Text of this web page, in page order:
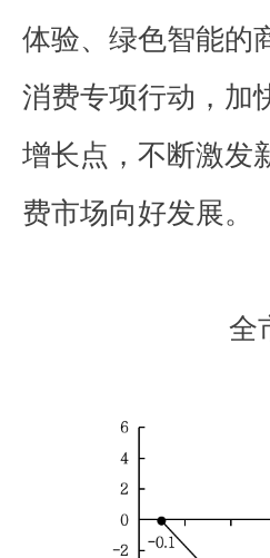
体验、绿色智能的
消费专项行动，加
增长点，不断激发
费市场向好发展。
全